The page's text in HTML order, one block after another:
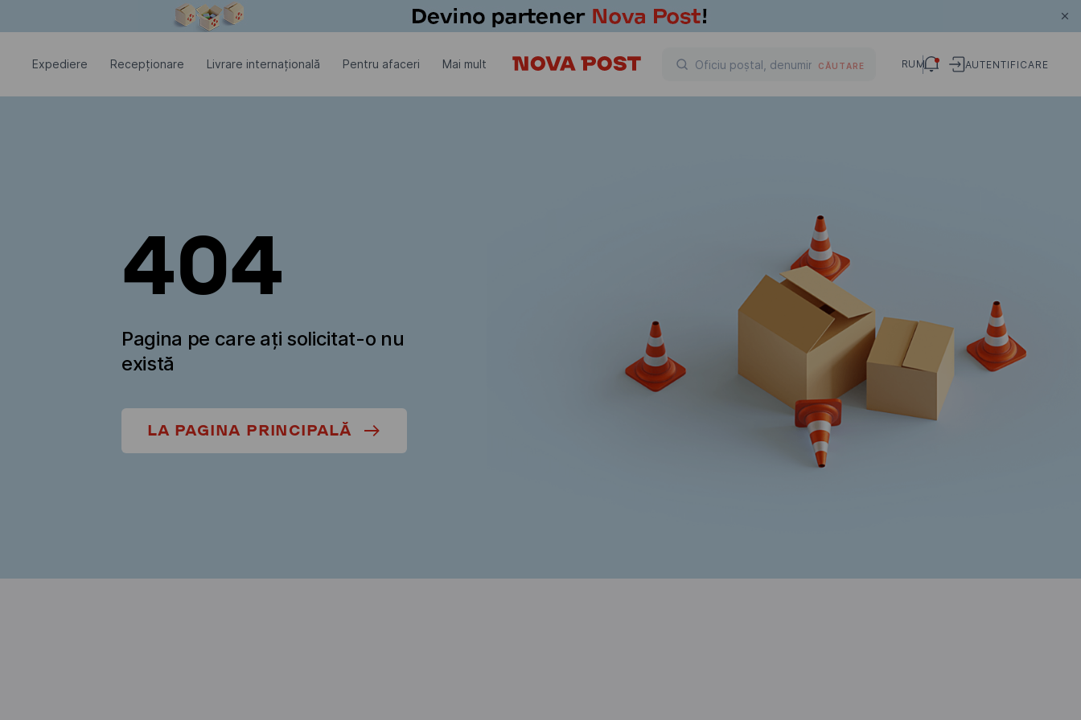
Expediere Recepționare Livrare internațională Pentru afaceri Mai mult CĂUTARE RUM AUTENTIFICARE
404
Pagina pe care ați solicitat-o nu
există
LA PAGINA PRINCIPALĂ
Fereastra modală este deschisă